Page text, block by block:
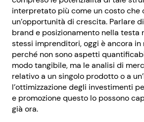
interpretato più come un costo che
un’opportunità di crescita. Parlare
brand e posizionamento nella testa
stessi imprenditori, oggi è ancora
perché non sono aspetti
modo tangibile, ma le analisi di
relativo a un singolo prodotto o a
l’ottimizzazione degli investimenti
e promozione questo lo possono
già ora.